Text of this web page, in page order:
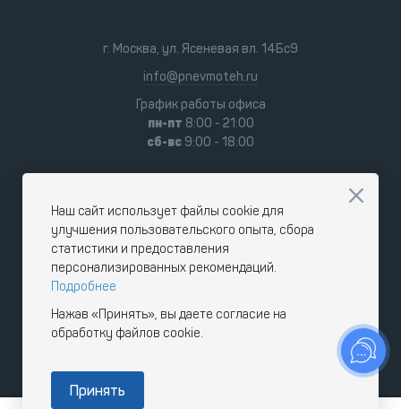
г. Москва, ул. Ясеневая вл. 14Бс9
info@pnevmoteh.ru
График работы офиса
пн-пт 8:00 - 21:00
сб-вс 9:00 - 18:00
Наш сайт использует файлы cookie для
улучшения пользовательского опыта, сбора
статистики и предоставления
персонализированных рекомендаций.
Подробнее
Нажав «Принять», вы даете согласие на
обработку файлов cookie.
Принять